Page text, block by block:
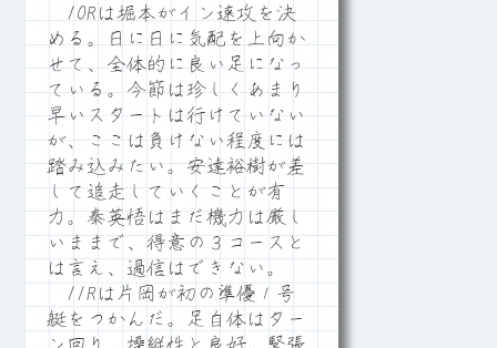
10Rは堀本がイン速攻を決
める。日に日に気配を上向か
せて、全体的に良い足になっ
ている。今節は珍しくあまり
早いスタートは行けていない
が、ここは負けない程度には
踏み込みたい。安達裕樹が差
して追走していくことが有
力。秦英悟はまだ機力は厳し
いままで、得意の３コースと
は言え、過信はできない。
11Rは片岡が初の準優１号
艇をつかんだ。足自体はター